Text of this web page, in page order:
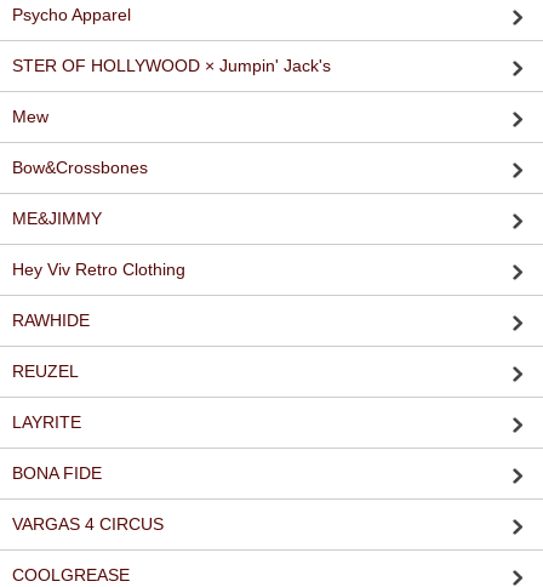
Psycho Apparel
STER OF HOLLYWOOD × Jumpin' Jack's
Mew
Bow&Crossbones
ME&JIMMY
Hey Viv Retro Clothing
RAWHIDE
REUZEL
LAYRITE
BONA FIDE
VARGAS 4 CIRCUS
COOLGREASE